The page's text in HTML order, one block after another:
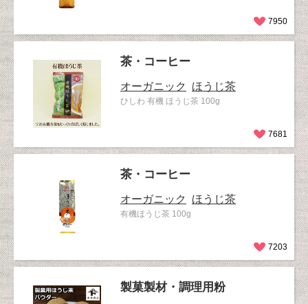
7950
茶・コーヒー
オーガニック ほうじ茶
ひしわ 有機 ほうじ茶 100g
7681
茶・コーヒー
オーガニック ほうじ茶
有機ほうじ茶 100g
7203
製菓製材・調理用粉